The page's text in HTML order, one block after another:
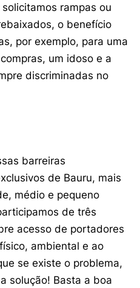
rampas ou
o benefício
por exemplo, para uma
um idoso e a
discriminadas no
barreiras
de Bauru, mais
médio e pequeno
de três
acesso de portadores
ambiental e ao
se existe o problema,
solução! Basta a boa